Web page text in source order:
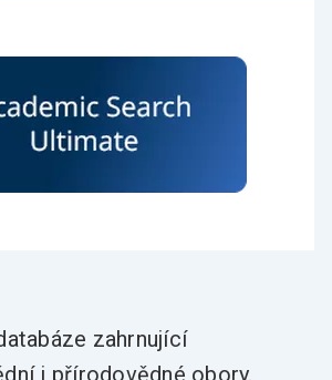
zahrnující
i přírodovědné obory.